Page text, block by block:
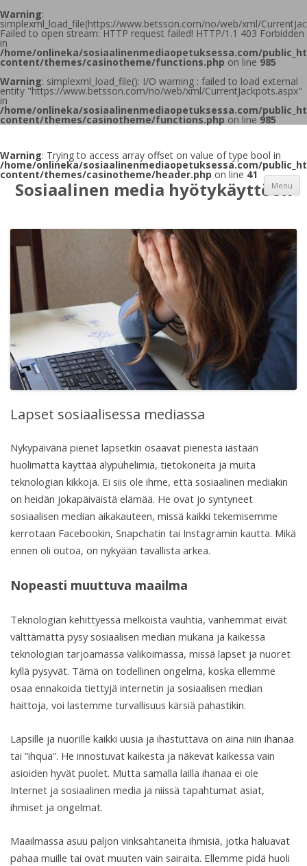
Warning:
simplexml_load_file(https://www.betsson.com/no/web/xml/
Failed to open stream: HTTP request failed! HTTP/1.1 403 Forbidden
in
/home/onlineka/sosiaalinenmediaopetuksessa.com/
content/themes/casinotheme/functions.php on line 985
Warning: simplexml_load_file(): I/O warning : failed to load external
entity "https://www.betsson.com/no/web/xml/CurrentJackpots.aspx"
in
/home/onlineka/sosiaalinenmediaopetuksessa.com/
content/themes/casinotheme/functions.php on line 985
Warning: Trying to access array offset on value of type bool in
/home/onlineka/sosiaalinenmediaopetuksessa.com/
content/themes/casinotheme/header.php on line 41
Sosiaalinen media hyötykäyttöön
Menu
Lapset sosiaalisessa mediassa
Nykypäivänä pienet lapsetkin osaavat pienestä iästään
huolimatta käyttää älypuhelimia, tietokoneita ja muita
teknologian kikkoja. Ei siis ole ihme, että sosiaalinen mediakin
on heidän jokapäiväistä elämää. He ovat jo syntyneet
sosiaalisen median aikakauteen, missä kaikki tekemisemme
kerrotaan Facebookin, Snapchatin tai Instagramin kautta. Mikä
ennen oli outoa, on nykyään tavallista arkea.
Nopeasti muuttuva maailma
Teknologian kehittyessä melkoista vauhtia, vanhemmat eivät
välttämättä pysy sosiaalisen median mukana ja kaikessa
teknologian tarjoamassa valikoimassa, missä lapset ja nuoret
kyllä pysyvät. Tämä on todellinen ongelma, koska ellemme
osaa ennakoida tiettyjä internetin ja sosiaalisen median
haittoja, voi lastemme turvallisuus kärsiä pahastikin.
Lapsille ja nuorille kaikki uusia ja ihastuttava on aina niin ihanaa
tai ”ihqua”. He innostuvat kaikesta ja näkevät kaikessa vain
asioiden hyvät puolet. Mutta samalla lailla ihanaa ei ole
Internet ja sosiaalinen media ja niissä tapahtumat asiat,
ihmiset ja ongelmat.
Maailmassa asuu paljon vinksahtaneita ihmisiä, jotka haluavat
pahaa muille tai ovat muuten vain sairaita. Ellemme pidä huoli